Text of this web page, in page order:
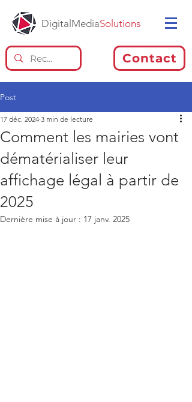
DigitalMediaSolutions
Contact
Post
Comment les mairies vont
dématérialiser leur
affichage légal à partir de
2025
17 déc. 2024 3 min de lecture
Dernière mise à jour : 17 janv. 2025